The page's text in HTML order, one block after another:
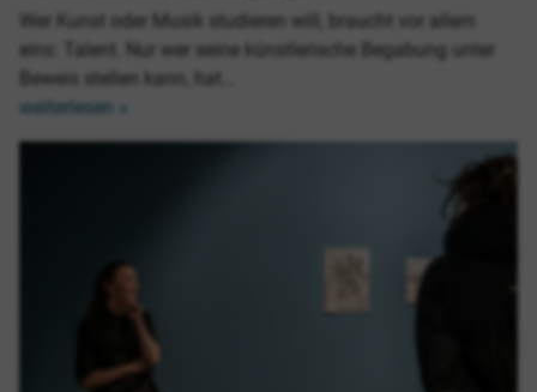
Wer Kunst oder Musik studieren will, braucht vor allem
eins: Talent. Nur wer seine künstlerische Begabung unter
Beweis stellen kann, hat…
weiterlesen »